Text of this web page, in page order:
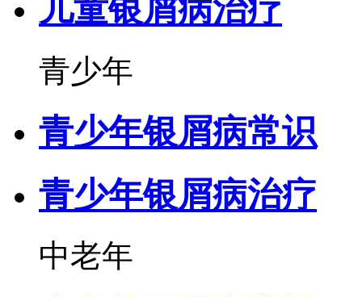
儿童银屑病治疗
青少年
青少年银屑病常识
青少年银屑病治疗
中老年